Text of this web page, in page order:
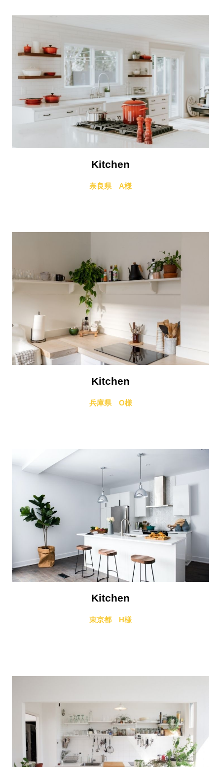
Kitchen
奈良県 A様
Kitchen
兵庫県 O様
Kitchen
東京都 H様